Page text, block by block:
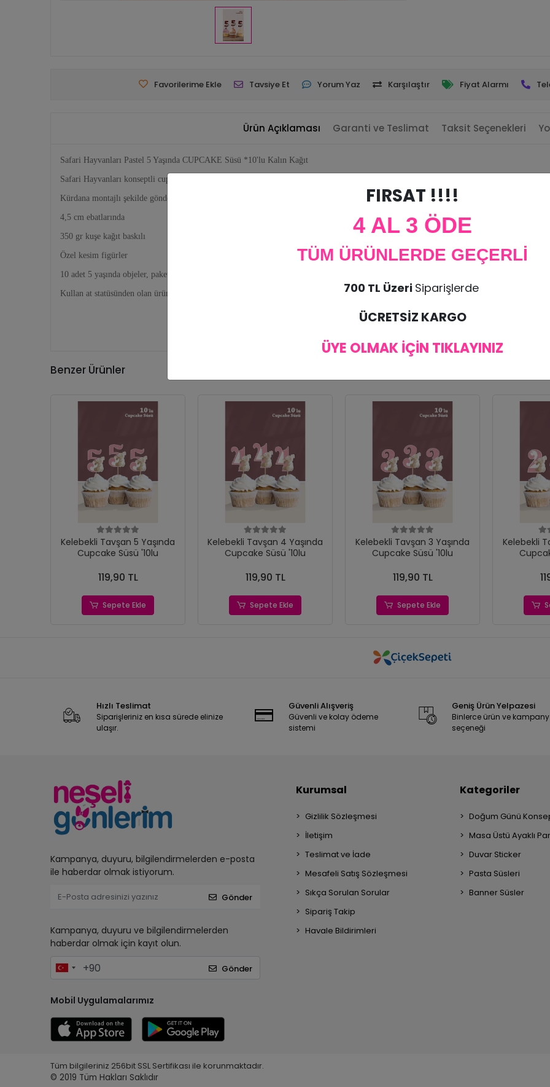
Favorilerime Ekle Tavsiye Et Yorum Yaz Karşılaştır Fiyat Alarmı
Ürün Açıklaması Garanti ve Teslimat Taksit Seçenekleri
Safari Hayvanları Pastel 5 Yaşında CUPCAKE Süsü *10'lu Kalın Kağıt
Safari Hayvanları konseptli cupcake süsü
Kürdana montajlı şekilde gönderilir.
4,5 cm ebatlarında
350 gr kuşe kağıt baskılı
Özel kesim figürler
10 adet 5 yaşında objeler, paket halinde gönderilir.
Kullan at statüsünden olan ürünler olduğundan ürün iadesi kabul edilmemektedir. Ürünün zarar görmesi halinde tekrar ürün gönderimi
Benzer Ürünler
Kelebekli Tavşan 5 Yaşında
Cupcake Süsü '10lu
119,90 TL
Sepete Ekle
Kelebekli Tavşan 4 Yaşında
Cupcake Süsü '10lu
119,90 TL
Sepete Ekle
Kelebekli Tavşan 3 Yaşında
Cupcake Süsü '10lu
119,90 TL
Sepete Ekle
Kelebekli
Hızlı Teslimat
Siparişleriniz en kısa sürede elinize
ulaşır.
Güvenli Alışveriş
Güvenli ve kolay ödeme
sistemi
Geniş Ürün Yelpazesi
Binlerce ürün ve
seçeneği
Kampanya, duyuru, bilgilendirmelerden e-posta
ile haberdar olmak istiyorum.
Gönder
Kampanya, duyuru ve bilgilendirmelerden
haberdar olmak için kayıt olun.
Gönder
Mobil Uygulamalarımız
Kurumsal
Gizlilik Sözleşmesi
İletişim
Teslimat ve İade
Mesafeli Satış Sözleşmesi
Sıkça Sorulan Sorular
Sipariş Takip
Havale Bildirimleri
Kategoriler
Doğum Günü
Masa Üstü Ayaklı
Duvar Sticker
Pasta Süsleri
Banner Süsler
Tüm bilgileriniz 256bit SSL Sertifikası ile korunmaktadır.
© 2019 Tüm Hakları Saklıdır
FIRSAT !!!!
4 AL 3 ÖDE
TÜM ÜRÜNLERDE GEÇERLİ
700 TL Üzeri Siparişlerde
ÜCRETSİZ KARGO
ÜYE OLMAK İÇİN TIKLAYINIZ